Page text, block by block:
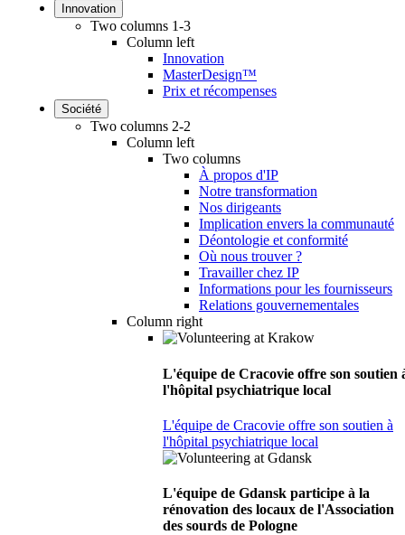
Innovation
Two columns 1-3
Column left
Innovation
MasterDesign™
Prix et récompenses
Société
Two columns 2-2
Column left
Two columns
À propos d'IP
Notre transformation
Nos dirigeants
Implication envers la communauté
Déontologie et conformité
Où nous trouver ?
Travailler chez IP
Informations pour les fournisseurs
Relations gouvernementales
Column right
L'équipe de Cracovie offre son soutien
l'hôpital psychiatrique local
L'équipe de Cracovie offre son soutien à
l'hôpital psychiatrique local
L'équipe de Gdansk participe à la
rénovation des locaux de l'Association
des sourds de Pologne